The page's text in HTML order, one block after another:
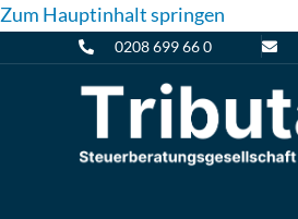
Zum Hauptinhalt springen
0208 699 66 0